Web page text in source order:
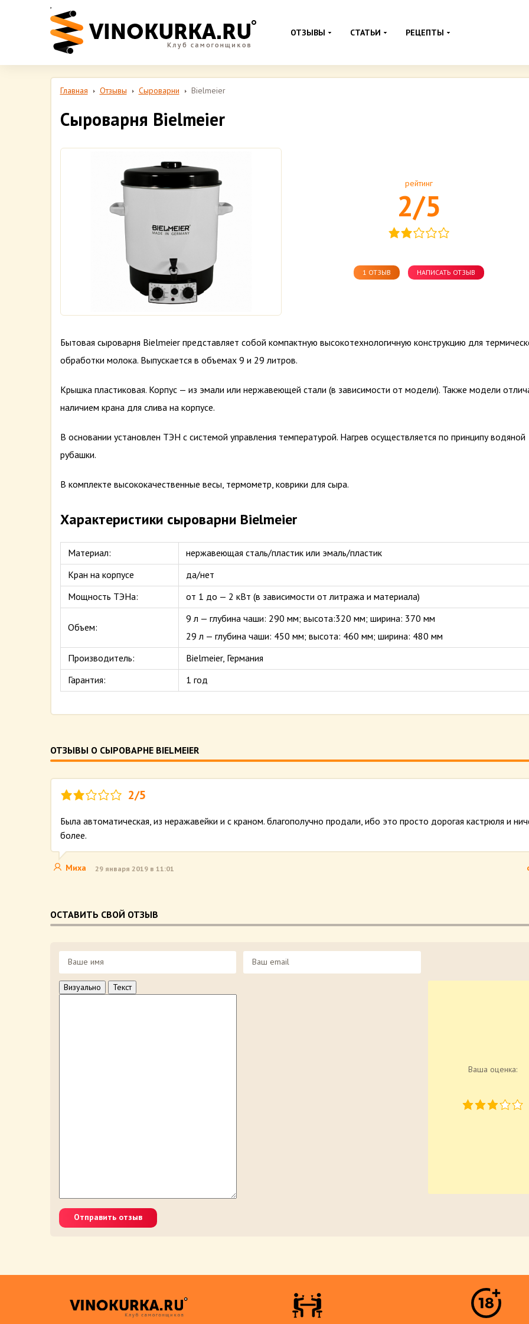
,
ОТЗЫВЫ СТАТЬИ РЕЦЕПТЫ
Главная Отзывы Сыроварни Bielmeier
Сыроварня Bielmeier
рейтинг
2/5
1 ОТЗЫВ НАПИСАТЬ ОТЗЫВ
Бытовая сыроварня Bielmeier представляет собой компактную высокотехнологичную конструкцию для
обработки молока. Выпускается в объемах 9 и 29 литров.
Крышка пластиковая. Корпус — из эмали или нержавеющей стали (в зависимости от модели). Также модели
наличием крана для слива на корпусе.
В основании установлен ТЭН с системой управления температурой. Нагрев осуществляется по принципу водяной
рубашки.
В комплекте высококачественные весы, термометр, коврики для сыра.
Характеристики сыроварни Bielmeier
Материал:
нержавеющая сталь/пластик или эмаль/пластик
Кран на корпусе
да/нет
Мощность ТЭНа:
от 1 до — 2 кВт (в зависимости от литража и материала)
Объем:
9 л — глубина чаши: 290 мм; высота:320 мм; ширина: 370 мм
29 л — глубина чаши: 450 мм; высота: 460 мм; ширина: 480 мм
Производитель:
Bielmeier, Германия
Гарантия:
1 год
ОТЗЫВЫ О СЫРОВАРНЕ BIELMEIER
2/5
Была автоматическая, из неражавейки и с краном. благополучно продали, ибо это просто дорогая кастрюля и
более.
Миха 29 января 2019 в 11:01
ОСТАВИТЬ СВОЙ ОТЗЫВ
Визуально Текст
Ваша оценка:
Отправить отзыв